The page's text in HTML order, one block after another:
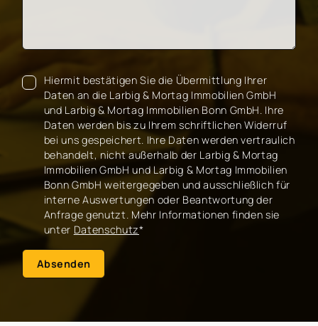
Hiermit bestätigen Sie die Übermittlung Ihrer
Daten an die Larbig & Mortag Immobilien GmbH
und Larbig & Mortag Immobilien Bonn GmbH. Ihre
Daten werden bis zu Ihrem schriftlichen Widerruf
bei uns gespeichert. Ihre Daten werden vertraulich
behandelt, nicht außerhalb der Larbig & Mortag
Immobilien GmbH und Larbig & Mortag Immobilien
Bonn GmbH weitergegeben und ausschließlich für
interne Auswertungen oder Beantwortung der
Anfrage genutzt. Mehr Informationen finden sie
unter Datenschutz*
Absenden